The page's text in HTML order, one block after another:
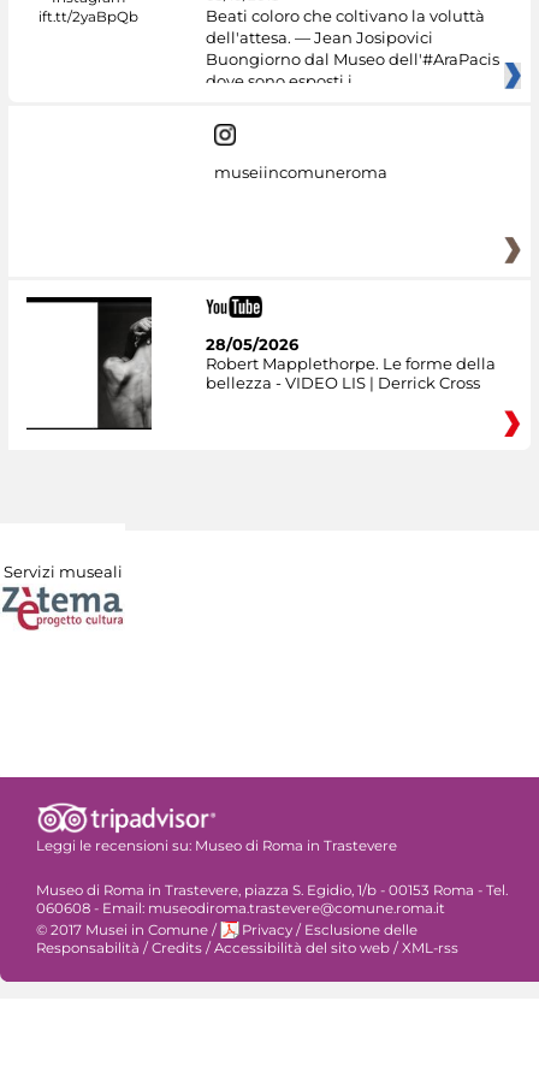
Beati coloro che coltivano la voluttà
dell'attesa. — Jean Josipovici
Buongiorno dal Museo dell'#AraPacis
dove sono esposti i
museiincomuneroma
28/05/2026
Robert Mapplethorpe. Le forme della
bellezza - VIDEO LIS | Derrick Cross
Servizi museali
Leggi le recensioni su: Museo di Roma in Trastevere
Museo di Roma in Trastevere, piazza S. Egidio, 1/b - 00153 Roma - Tel.
060608 - Email: museodiroma.trastevere@comune.roma.it
© 2017 Musei in Comune / Privacy / Esclusione delle
Responsabilità / Credits / Accessibilità del sito web / XML-rss